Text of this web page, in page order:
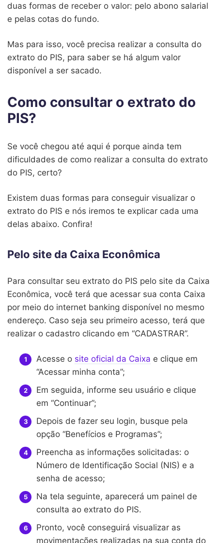
duas formas de receber o valor: pelo abono salarial
e pelas cotas do fundo.
Mas para isso, você precisa realizar a consulta do
extrato do PIS, para saber se há algum valor
disponível a ser sacado.
Como consultar o extrato do
PIS?
Se você chegou até aqui é porque ainda tem
dificuldades de como realizar a consulta do extrato
do PIS, certo?
Existem duas formas para conseguir visualizar o
extrato do PIS e nós iremos te explicar cada uma
delas abaixo. Confira!
Pelo site da Caixa Econômica
Para consultar seu extrato do PIS pelo site da Caixa
Econômica, você terá que acessar sua conta Caixa
por meio do internet banking disponível no mesmo
endereço. Caso seja seu primeiro acesso, terá que
realizar o cadastro clicando em “CADASTRAR”.
Acesse o site oficial da Caixa e clique em
“Acessar minha conta”;
Em seguida, informe seu usuário e clique
em “Continuar”;
Depois de fazer seu login, busque pela
opção “Benefícios e Programas”;
Preencha as informações solicitadas: o
Número de Identificação Social (NIS) e a
senha de acesso;
Na tela seguinte, aparecerá um painel de
consulta ao extrato do PIS.
Pronto, você conseguirá visualizar as
movimentações realizadas na sua conta do